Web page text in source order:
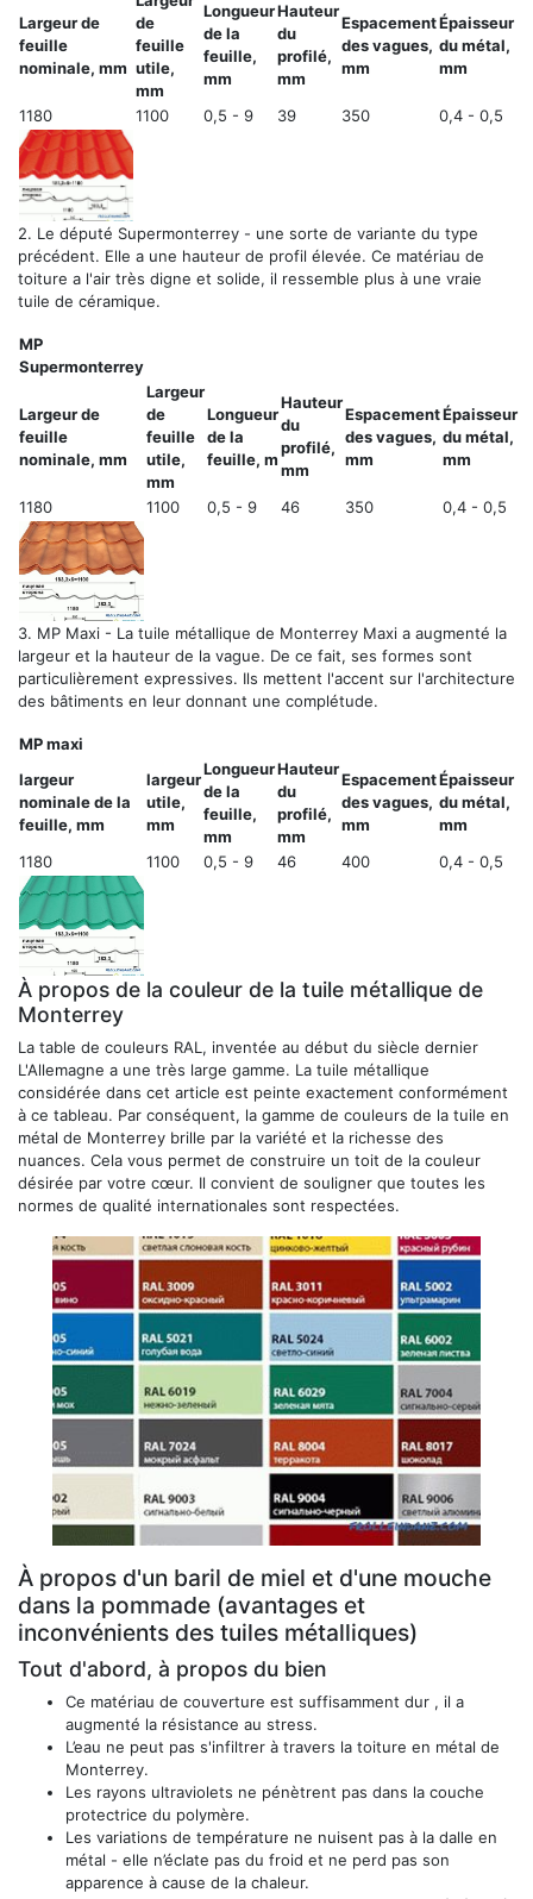
Largeur de
feuille
nominale, mm
de
feuille
utile,
mm
Longueur
de la
feuille,
mm
Hauteur
du
profilé,
mm
Espacement
des vagues,
mm
Épaisseur
du métal,
mm
1180 1100 0,5 - 9 39 350 0,4 ​​- 0,5
2. Le député Supermonterrey - une sorte de variante du type
précédent. Elle a une hauteur de profil élevée. Ce matériau de
toiture a l'air très digne et solide, il ressemble plus à une vraie
tuile de céramique.
MP
Supermonterrey
Largeur de
feuille
nominale, mm
Largeur
de
feuille
utile,
mm
Longueur
de la
feuille, m
Hauteur
du
profilé,
mm
Espacement
des vagues,
mm
Épaisseur
du métal,
mm
1180 1100 0,5 - 9 46 350 0,4 ​​- 0,5
3. MP Maxi - La tuile métallique de Monterrey Maxi a augmenté la
largeur et la hauteur de la vague. De ce fait, ses formes sont
particulièrement expressives. Ils mettent l'accent sur l'architecture
des bâtiments en leur donnant une complétude.
MP maxi
largeur
nominale de la
feuille, mm
largeur
utile,
mm
Longueur
de la
feuille,
mm
Hauteur
du
profilé,
mm
Espacement
des vagues,
mm
Épaisseur
du métal,
mm
1180
1100 0,5 - 9 46 400 0,4 ​​- 0,5
À propos de la couleur de la tuile métallique de
Monterrey
La table de couleurs RAL, inventée au début du siècle dernier
L'Allemagne a une très large gamme. La tuile métallique
considérée dans cet article est peinte exactement conformément
à ce tableau. Par conséquent, la gamme de couleurs de la tuile en
métal de Monterrey brille par la variété et la richesse des
nuances. Cela vous permet de construire un toit de la couleur
désirée par votre cœur. Il convient de souligner que toutes les
normes de qualité internationales sont respectées.
À propos d'un baril de miel et d'une mouche
dans la pommade (avantages et
inconvénients des tuiles métalliques)
Tout d'abord, à propos du bien
Ce matériau de couverture est suffisamment dur , il a
augmenté la résistance au stress.
L’eau ne peut pas s'infiltrer à travers la toiture en métal de
Monterrey.
Les rayons ultraviolets ne pénètrent pas dans la couche
protectrice du polymère.
Les variations de température ne nuisent pas à la dalle en
métal - elle n’éclate pas du froid et ne perd pas son
apparence à cause de la chaleur.